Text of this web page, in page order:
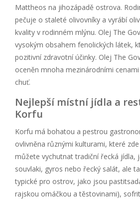
Mattheos na jihozápadě ostrova.
pečuje o staleté olivovníky a vyrábí
kvality v rodinném mlýnu. Olej The
vysokým obsahem fenolických látek,
pozitivní zdravotní účinky. Olej The
oceněn mnoha mezinárodními
chuť.
Nejlepší místní jídla a
Korfu
Korfu má bohatou a pestrou
ovlivněna různými kulturami, které
můžete vychutnat tradiční řecká jídla,
souvlaki, gyros nebo řecký salát, ale
typické pro ostrov, jako jsou
rajskou omáčkou a těstovinami),